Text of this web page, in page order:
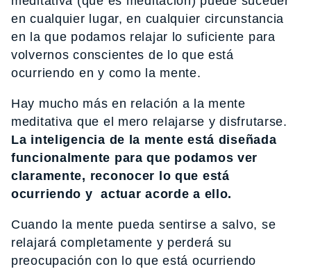
en cualquier lugar, en cualquier circunstancia
en la que podamos relajar lo suficiente para
volvernos conscientes de lo que está
ocurriendo en y como la mente.
Hay mucho más en relación a la mente
meditativa que el mero relajarse y disfrutarse.
La inteligencia de la mente está diseñada
funcionalmente para que podamos ver
claramente, reconocer lo que está
ocurriendo y actuar acorde a ello.
Cuando la mente pueda sentirse a salvo, se
relajará completamente y perderá su
preocupación con lo que está ocurriendo